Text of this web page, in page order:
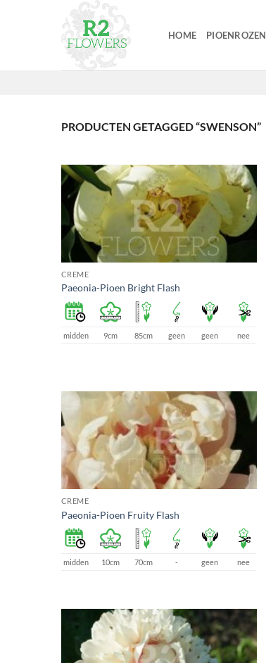
HOME PIOENROZEN
PRODUCTEN GETAGGED “SWENSON”
CREME
Paeonia-Pioen Bright Flash
midden 9cm 85cm geen geen nee
CREME
Paeonia-Pioen Fruity Flash
midden 10cm 70cm - geen nee